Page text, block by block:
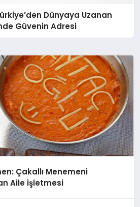
Dünyaya Uzanan
Güvenin Adresi
Çakallı Menemeni
Aile İşletmesi